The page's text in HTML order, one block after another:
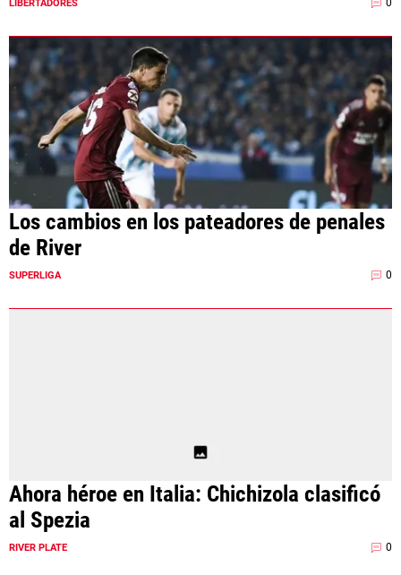
LIBERTADORES 0
Los cambios en los pateadores de penales
de River
SUPERLIGA 0
Ahora héroe en Italia: Chichizola clasificó
al Spezia
RIVER PLATE 0